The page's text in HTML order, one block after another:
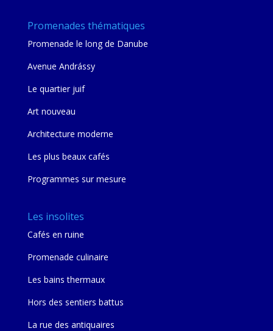
Promenades thématiques
Promenade le long de Danube
Avenue Andrássy
Le quartier juif
Art nouveau
Architecture moderne
Les plus beaux cafés
Programmes sur mesure
Les insolites
Cafés en ruine
Promenade culinaire
Les bains thermaux
Hors des sentiers battus
La rue des antiquaires